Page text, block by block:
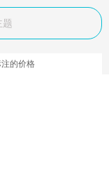
的价格